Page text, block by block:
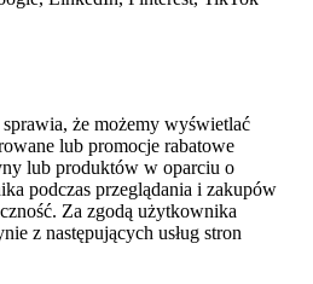
że możemy wyświetlać
lub promocje rabatowe
lub produktów w oparciu o
podczas przeglądania i zakupów
Za zgodą użytkownika
z następujących usług stron